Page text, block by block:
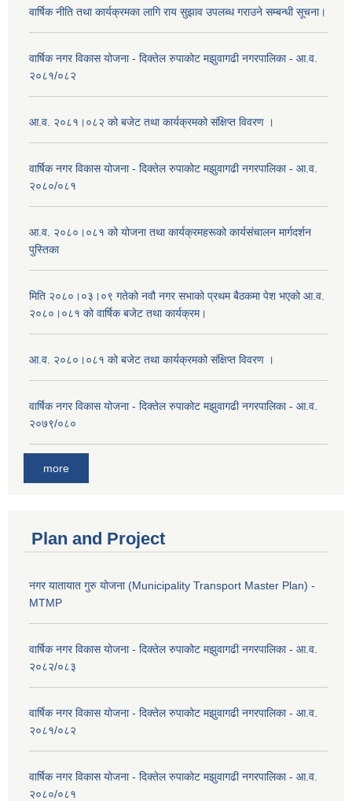
वार्षिक नीति तथा कार्यक्रमका लागि राय सुझाव उपलब्ध गराउने सम्बन्धी सूचना।
वार्षिक नगर विकास योजना - दिक्तेल रुपाकोट मझुवागढी नगरपालिका - आ.व.
२०८१/०८२
आ.व. २०८१।०८२ को बजेट तथा कार्यक्रमको संक्षिप्त विवरण ।
वार्षिक नगर विकास योजना - दिक्तेल रुपाकोट मझुवागढी नगरपालिका - आ.व.
२०८०/०८१
आ.व. २०८०।०८१ को योजना तथा कार्यक्रमहरूको कार्यसंचालन मार्गदर्शन
पुस्तिका
मिति २०८०।०३।०९ गतेको नवौ नगर सभाको प्रथम बैठकमा पेश भएको आ.व.
२०८०।०८१ को वार्षिक बजेट तथा कार्यक्रम।
आ.व. २०८०।०८१ को बजेट तथा कार्यक्रमको संक्षिप्त विवरण ।
वार्षिक नगर विकास योजना - दिक्तेल रुपाकोट मझुवागढी नगरपालिका - आ.व.
२०७९/०८०
more
Plan and Project
नगर यातायात गुरु योजना (Municipality Transport Master Plan) -
MTMP
वार्षिक नगर विकास योजना - दिक्तेल रुपाकोट मझुवागढी नगरपालिका - आ.व.
२०८२/०८३
वार्षिक नगर विकास योजना - दिक्तेल रुपाकोट मझुवागढी नगरपालिका - आ.व.
२०८१/०८२
वार्षिक नगर विकास योजना - दिक्तेल रुपाकोट मझुवागढी नगरपालिका - आ.व.
२०८०/०८१